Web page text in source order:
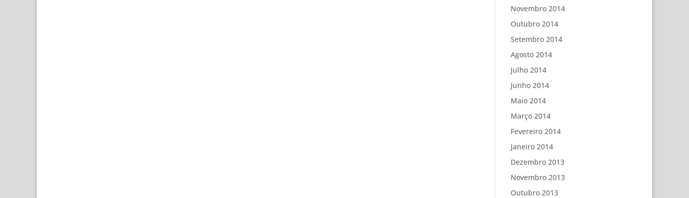
Novembro 2014
Outubro 2014
Setembro 2014
Agosto 2014
Julho 2014
Junho 2014
Maio 2014
Março 2014
Fevereiro 2014
Janeiro 2014
Dezembro 2013
Novembro 2013
Outubro 2013